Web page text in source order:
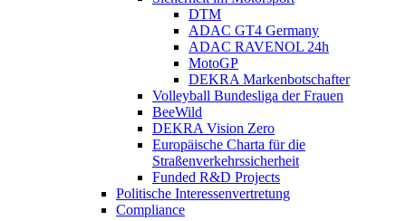
DTM
ADAC GT4 Germany
ADAC RAVENOL 24h
MotoGP
DEKRA Markenbotschafter
Volleyball Bundesliga der Frauen
BeeWild
DEKRA Vision Zero
Europäische Charta für die
Straßenverkehrssicherheit
Funded R&D Projects
Politische Interessenvertretung
Compliance